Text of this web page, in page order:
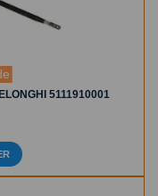
5111910001